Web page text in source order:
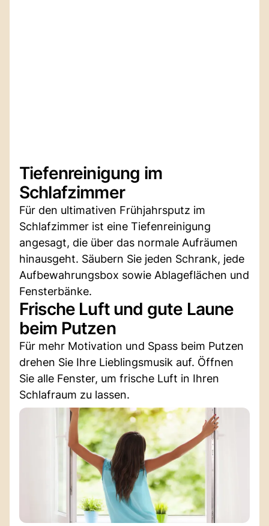
Tiefenreinigung im
Schlafzimmer
Für den ultimativen Frühjahrsputz im
Schlafzimmer ist eine Tiefenreinigung
angesagt, die über das normale Aufräumen
hinausgeht. Säubern Sie jeden Schrank, jede
Aufbewahrungsbox sowie Ablageflächen und
Fensterbänke.
Frische Luft und gute Laune
beim Putzen
Für mehr Motivation und Spass beim Putzen
drehen Sie Ihre Lieblingsmusik auf. Öffnen
Sie alle Fenster, um frische Luft in Ihren
Schlafraum zu lassen.